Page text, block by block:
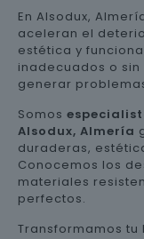
En Alsodux,
aceleran el
estética y
inadecuados o
generar
Somos
Alsodux, Almería
duraderas,
Conocemos los
materiales
perfectos.
Transformamos